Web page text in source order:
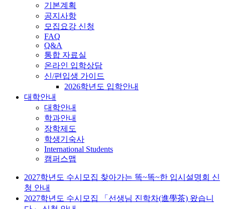
기본계획
공지사항
모집요강 신청
FAQ
Q&A
통합 자료실
온라인 입학상담
신/편입생 가이드
2026학년도 입학안내
대학안내
대학안내
학과안내
장학제도
학생기숙사
International Students
캠퍼스맵
2027학년도 수시모집 찾아가는 똑~똑~한 입시설명회 신
청 안내
2027학년도 수시모집 「선생님 진학차(進學茶) 왔습니